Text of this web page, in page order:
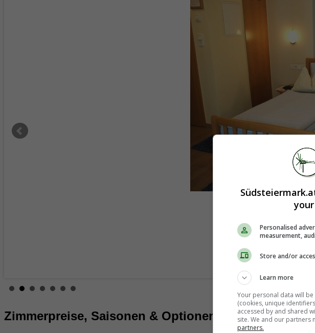
Zimmerpreise, Saisonen & Optionen von Hotel ***
Personalised
measurement,
Store and/or
Learn more
Your personal data will
(cookies, unique
accessed by and shared
site. We and our partners
partners.